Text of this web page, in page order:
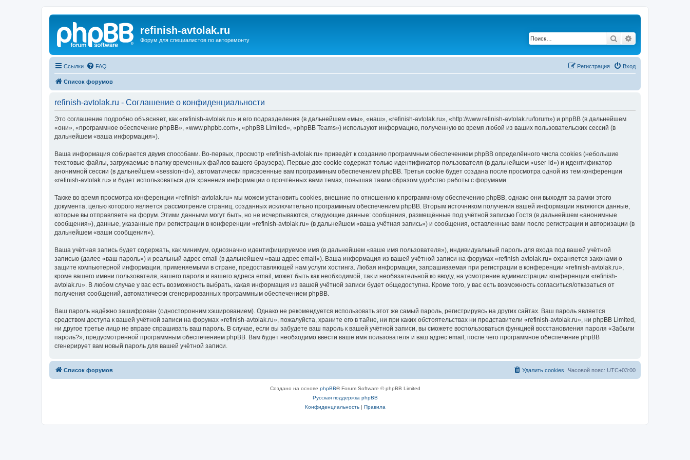
refinish-avtolak.ru
Форум для специалистов по авторемонту Поиск
Ссылки FAQ Вход
Регистрация
Список форумов
refinish-avtolak.ru - Соглашение о конфиденциальности
Это соглашение подробно объясняет, как «refinish-avtolak.ru» и его подразделения (в дальнейшем «мы», «наш», «refinish-avtolak.ru», «http://www.refinish-avtolak.ru/forum») и phpBB (в дальнейшем
«они», «программное обеспечение phpBB», «www.phpbb.com», «phpBB Limited», «phpBB Teams») используют информацию, полученную во время любой из ваших пользовательских сессий (в
дальнейшем «ваша информация»).
Ваша информация собирается двумя способами. Во-первых, просмотр «refinish-avtolak.ru» приведёт к созданию программным обеспечением phpBB определённого числа cookies (небольшие
текстовые файлы, загружаемые в папку временных файлов вашего браузера). Первые две cookie содержат только идентификатор пользователя (в дальнейшем «user-id») и идентификатор
анонимной сессии (в дальнейшем «session-id»), автоматически присвоенные вам программным обеспечением phpBB. Третья cookie будет создана после просмотра одной из тем конференции
«refinish-avtolak.ru» и будет использоваться для хранения информации о прочтённых вами темах, повышая таким образом удобство работы с форумами.
Также во время просмотра конференции «refinish-avtolak.ru» мы можем установить cookies, внешние по отношению к программному обеспечению phpBB, однако они выходят за рамки этого
документа, целью которого является рассмотрение страниц, созданных исключительно программным обеспечением phpBB. Вторым источником получения вашей информации являются данные,
которые вы отправляете на форум. Этими данными могут быть, но не исчерпываются, следующие данные: сообщения, размещённые под учётной записью Гостя (в дальнейшем «анонимные
сообщения»), данные, указанные при регистрации в конференции «refinish-avtolak.ru» (в дальнейшем «ваша учётная запись») и сообщения, оставленные вами после регистрации и авторизации (в
дальнейшем «ваши сообщения»).
Ваша учётная запись будет содержать, как минимум, однозначно идентифицируемое имя (в дальнейшем «ваше имя пользователя»), индивидуальный пароль для входа под вашей учётной
записью (далее «ваш пароль») и реальный адрес email (в дальнейшем «ваш адрес email»). Ваша информация из вашей учётной записи на форумах «refinish-avtolak.ru» охраняется законами о
защите компьютерной информации, применяемыми в стране, предоставляющей нам услуги хостинга. Любая информация, запрашиваемая при регистрации в конференции «refinish-avtolak.ru»,
кроме вашего имени пользователя, вашего пароля и вашего адреса email, может быть как необходимой, так и необязательной ко вводу, на усмотрение администрации конференции «refinish-
avtolak.ru». В любом случае у вас есть возможность выбрать, какая информация из вашей учётной записи будет общедоступна. Кроме того, у вас есть возможность согласиться/отказаться от
получения сообщений, автоматически сгенерированных программным обеспечением phpBB.
Ваш пароль надёжно зашифрован (односторонним хэшированием). Однако не рекомендуется использовать этот же самый пароль, регистрируясь на других сайтах. Ваш пароль является
средством доступа к вашей учётной записи на форумах «refinish-avtolak.ru», пожалуйста, храните его в тайне, ни при каких обстоятельствах ни представители «refinish-avtolak.ru», ни phpBB Limited,
ни другое третье лицо не вправе спрашивать ваш пароль. В случае, если вы забудете ваш пароль к вашей учётной записи, вы сможете воспользоваться функцией восстановления пароля «Забыли
пароль?», предусмотренной программным обеспечением phpBB. Вам будет необходимо ввести ваше имя пользователя и ваш адрес email, после чего программное обеспечение phpBB
сгенерирует вам новый пароль для вашей учётной записи.
Список форумов Часовой пояс: UTC+03:00
Удалить cookies
Создано на основе phpBB® Forum Software © phpBB Limited
Русская поддержка phpBB
Конфиденциальность| Правила